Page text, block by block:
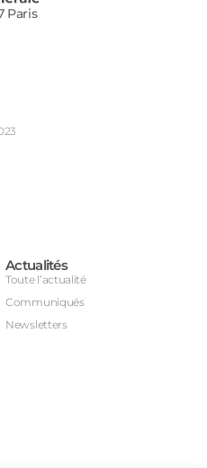
Paris
Actualités
Toute l’actualité
Communiqués
Newsletters